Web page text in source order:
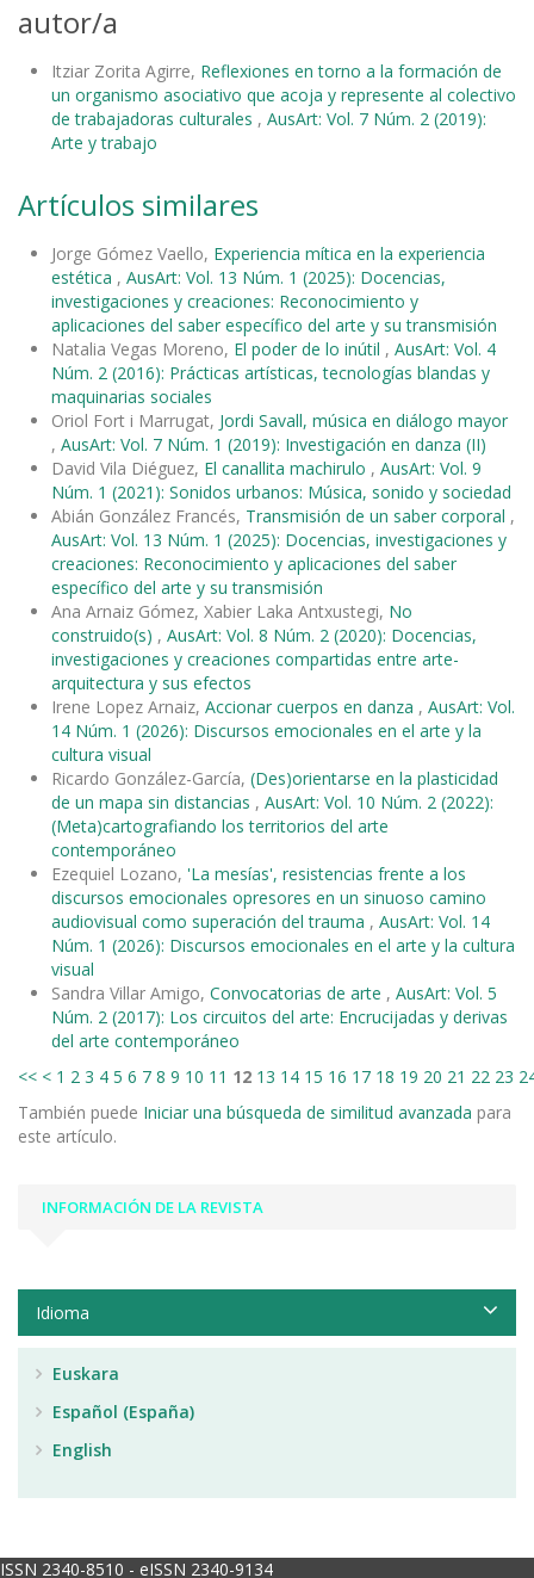
autor/a
Itziar Zorita Agirre, Reflexiones en torno a la formación de
un organismo asociativo que acoja y represente al colectivo
de trabajadoras culturales , AusArt: Vol. 7 Núm. 2 (2019):
Arte y trabajo
Artículos similares
Jorge Gómez Vaello, Experiencia mítica en la experiencia
estética , AusArt: Vol. 13 Núm. 1 (2025): Docencias,
investigaciones y creaciones: Reconocimiento y
aplicaciones del saber específico del arte y su transmisión
Natalia Vegas Moreno, El poder de lo inútil , AusArt: Vol. 4
Núm. 2 (2016): Prácticas artísticas, tecnologías blandas y
maquinarias sociales
Oriol Fort i Marrugat, Jordi Savall, música en diálogo mayor
, AusArt: Vol. 7 Núm. 1 (2019): Investigación en danza (II)
David Vila Diéguez, El canallita machirulo , AusArt: Vol. 9
Núm. 1 (2021): Sonidos urbanos: Música, sonido y sociedad
Abián González Francés, Transmisión de un saber corporal ,
AusArt: Vol. 13 Núm. 1 (2025): Docencias, investigaciones y
creaciones: Reconocimiento y aplicaciones del saber
específico del arte y su transmisión
Ana Arnaiz Gómez, Xabier Laka Antxustegi, No
construido(s) , AusArt: Vol. 8 Núm. 2 (2020): Docencias,
investigaciones y creaciones compartidas entre arte-
arquitectura y sus efectos
Irene Lopez Arnaiz, Accionar cuerpos en danza , AusArt: Vol.
14 Núm. 1 (2026): Discursos emocionales en el arte y la
cultura visual
Ricardo González-García, (Des)orientarse en la plasticidad
de un mapa sin distancias , AusArt: Vol. 10 Núm. 2 (2022):
(Meta)cartografiando los territorios del arte
contemporáneo
Ezequiel Lozano, 'La mesías', resistencias frente a los
discursos emocionales opresores en un sinuoso camino
audiovisual como superación del trauma , AusArt: Vol. 14
Núm. 1 (2026): Discursos emocionales en el arte y la cultura
visual
Sandra Villar Amigo, Convocatorias de arte , AusArt: Vol. 5
Núm. 2 (2017): Los circuitos del arte: Encrucijadas y derivas
del arte contemporáneo
<< < 1 2 3 4 5 6 7 8 9 10 11 12 13 14 15 16 17 18 19 20 21 22 23
También puede Iniciar una búsqueda de similitud avanzada para
este artículo.
INFORMACIÓN DE LA REVISTA
Idioma
Euskara
Español (España)
English
ISSN 2340-8510 - eISSN 2340-9134